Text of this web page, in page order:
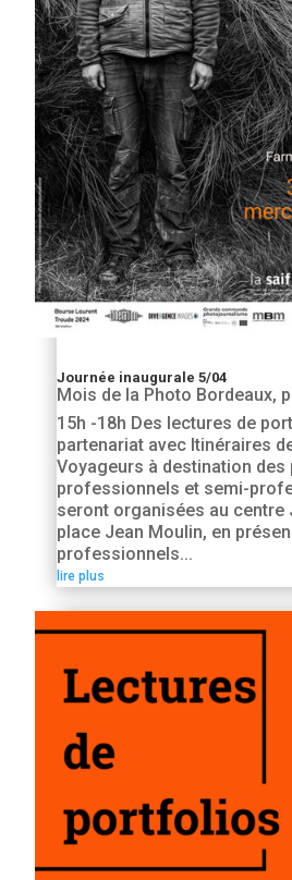
Journée inaugurale 5/04
Mois de la Photo Bordeaux,
15h -18h Des lectures de
partenariat avec Itinéraires
Voyageurs à destination des
professionnels et semi-
seront organisées au centre
place Jean Moulin, en
professionnels...
lire plus